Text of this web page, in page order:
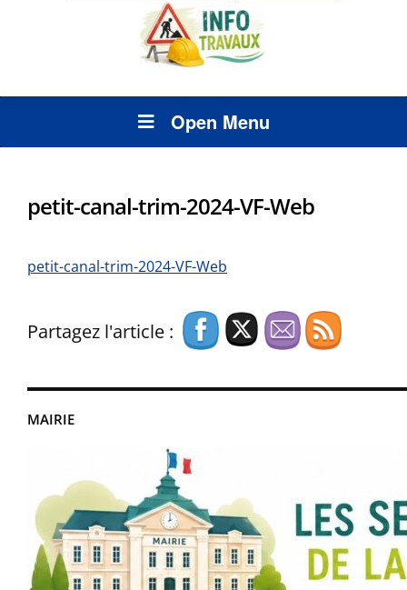
Open Menu
MAIRIE
petit-canal-trim-2024-VF-Web
petit-canal-trim-2024-VF-Web
Partagez l'article :